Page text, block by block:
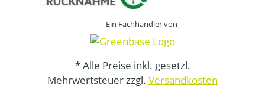
Ein Fachhändler von
* Alle Preise inkl. gesetzl.
Mehrwertsteuer zzgl. Versandkosten